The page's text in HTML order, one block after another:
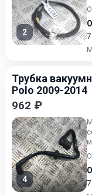
2
Трубка
Polo 2009-2014
962 ₽
4